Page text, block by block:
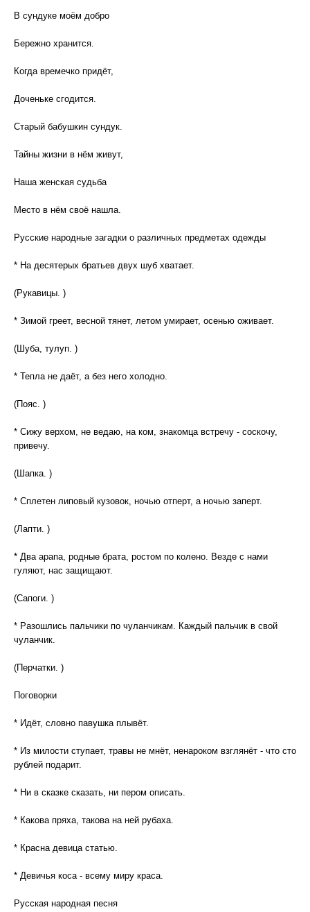
В сундуке моём добро
Бережно хранится.
Когда времечко придёт,
Доченьке сгодится.
Старый бабушкин сундук.
Тайны жизни в нём живут,
Наша женская судьба
Место в нём своё нашла.
Русские народные загадки о различных предметах одежды
* На десятерых братьев двух шуб хватает.
(Рукавицы. )
* Зимой греет, весной тянет, летом умирает, осенью оживает.
(Шуба, тулуп. )
* Тепла не даёт, а без него холодно.
(Пояс. )
* Сижу верхом, не ведаю, на ком, знакомца встречу - соскочу,
привечу.
(Шапка. )
* Сплетен липовый кузовок, ночью отперт, а ночью заперт.
(Лапти. )
* Два арапа, родные брата, ростом по колено. Везде с нами
гуляют, нас защищают.
(Сапоги. )
* Разошлись пальчики по чуланчикам. Каждый пальчик в свой
чуланчик.
(Перчатки. )
Поговорки
* Идёт, словно павушка плывёт.
* Из милости ступает, травы не мнёт, ненароком взглянёт - что сто
рублей подарит.
* Ни в сказке сказать, ни пером описать.
* Какова пряха, такова на ней рубаха.
* Красна девица статью.
* Девичья коса - всему миру краса.
Русская народная песня